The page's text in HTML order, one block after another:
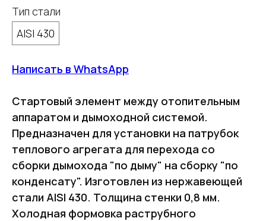
Тип стали
AISI 430
Написать в WhatsApp
Стартовый элемент между отопительным
аппаратом и дымоходной системой.
Предназначен для установки на патрубок
теплового агрегата для перехода со
сборки дымохода "по дыму" на сборку "по
конденсату". Изготовлен из нержавеющей
стали AISI 430. Толщина стенки 0,8 мм.
Холодная формовка раструбного